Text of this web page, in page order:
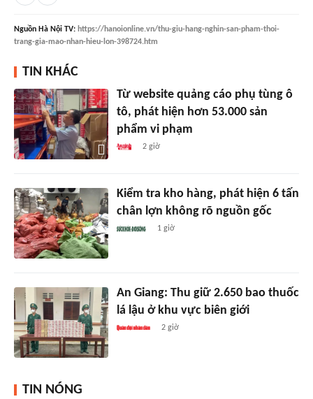
Nguồn Hà Nội TV: https://hanoionline.vn/thu-giu-hang-nghin-san-pham-thoi-
trang-gia-mao-nhan-hieu-lon-398724.htm
TIN KHÁC
Từ website quảng cáo phụ tùng ô
tô, phát hiện hơn 53.000 sản
phẩm vi phạm
2 giờ
Kiểm tra kho hàng, phát hiện 6 tấn
chân lợn không rõ nguồn gốc
1 giờ
An Giang: Thu giữ 2.650 bao thuốc
lá lậu ở khu vực biên giới
2 giờ
TIN NÓNG